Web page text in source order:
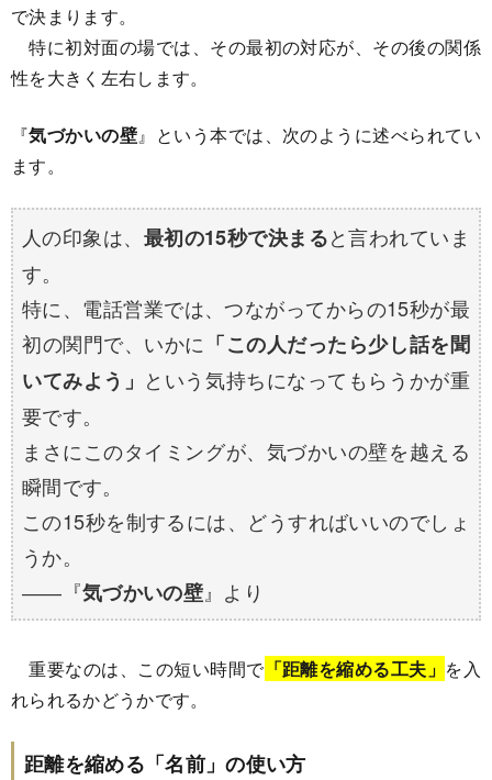
で決まります。
特に初対面の場では、その最初の対応が、その後の関係
性を大きく左右します。
『気づかいの壁』という本では、次のように述べられてい
ます。
人の印象は、 最初の15秒で決まると言われていま
す。
特に、電話営業では、つながってからの15秒が最
初の関門で、いかに 「この人だったら少し話を聞
いてみよう」 という気持ちになってもらうかが重
要です。
まさにこのタイミングが、気づかいの壁を越える
瞬間です。
この15秒を制するには、どうすればいいのでしょ
うか。
――『気づかいの壁』より
重要なのは、この短い時間で「距離を縮める工夫」 を入
れられるかどうかです。
距離を縮める「名前」の使い方